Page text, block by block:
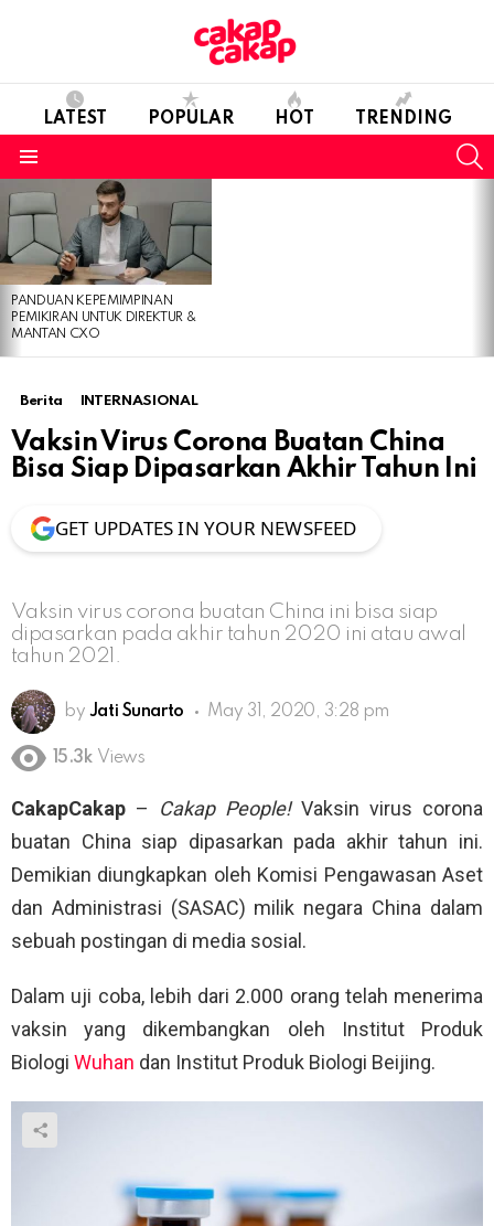
LATEST POPULAR HOT TRENDING
LATEST
STORIES
PANDUAN KEPEMIMPINAN
PEMIKIRAN UNTUK DIREKTUR &
MANTAN CXO
Berita INTERNASIONAL
Vaksin Virus Corona Buatan China
Bisa Siap Dipasarkan Akhir Tahun Ini
GET UPDATES IN YOUR NEWSFEED
Vaksin virus corona buatan China ini bisa siap
dipasarkan pada akhir tahun 2020 ini atau awal
tahun 2021.
by Jati Sunarto May 31, 2020, 3:28 pm
15.3k Views
CakapCakap – Cakap People!Vaksin virus corona
buatan China siap dipasarkan pada akhir tahun ini.
Demikian diungkapkan oleh Komisi Pengawasan Aset
dan Administrasi (SASAC) milik negara China dalam
sebuah postingan di media sosial.
Dalam uji coba, lebih dari 2.000 orang telah menerima
vaksin yang dikembangkan oleh Institut Produk
Biologi Wuhan dan Institut Produk Biologi Beijing.